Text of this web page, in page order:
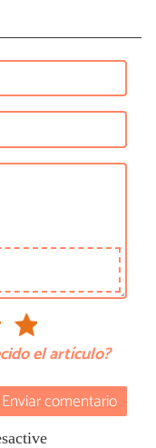
el artículo?
Enviar comentario